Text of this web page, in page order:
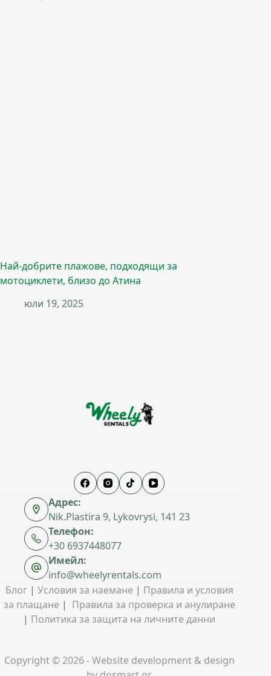
Най-добрите плажове, подходящи за
мотоциклети, близо до Атина
юли 19, 2025
Адрес:
Nik.Plastira 9, Lykovrysi, 141 23
Телефон:
+30 6937448077
Имейл:
info@wheelyrentals.com
Блог| Условия за наемане | Правила и условия
за плащане | Правила за проверка и анулиране
| Политика за защита на личните данни
Copyright © 2026 - Website development & design